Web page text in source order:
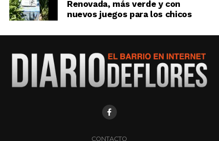
Renovada, más verde y con
nuevos juegos para los chicos
CONTACTO